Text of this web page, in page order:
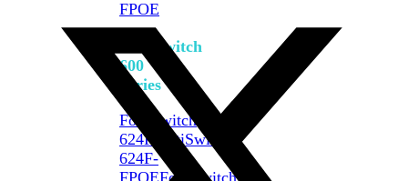
FPOE
FortiSwitch
600
Series
FortiSwitch
624F FortiSwitch
624F-
FPOEFortiSwitch